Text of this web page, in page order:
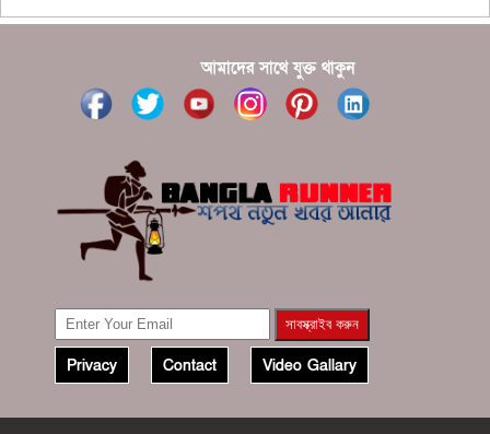
?????? ????? ?????? ???? ???? ?????
আমাদের সাথে যুক্ত থাকুন
Privacy Contact Video Gallary